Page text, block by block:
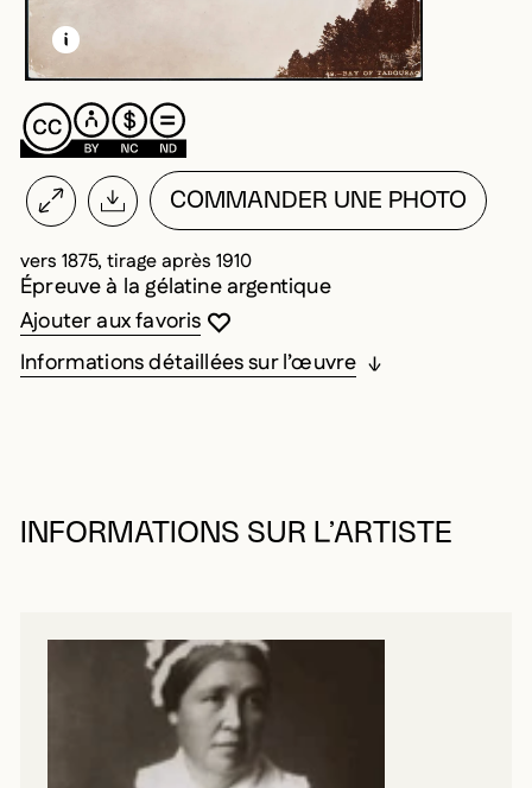
EN SAVOIR PLUS SUR CETTE IMAGE
OUVRIR LA MODALE
COMMANDER UNE PHOTO
vers 1875, tirage après 1910
Épreuve à la gélatine argentique
Vous devez être connecté pour ajouter
Fermer la modale
Ouvrir la modale
Ajouter aux favoris
Informations détaillées sur l’œuvre
INFORMATIONS SUR L’ARTISTE